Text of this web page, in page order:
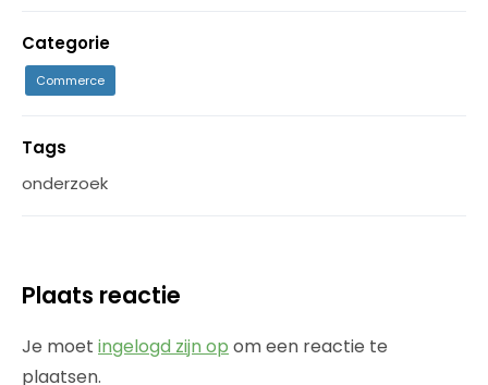
Categorie
Commerce
Tags
onderzoek
Plaats reactie
Je moet ingelogd zijn op om een reactie te
plaatsen.